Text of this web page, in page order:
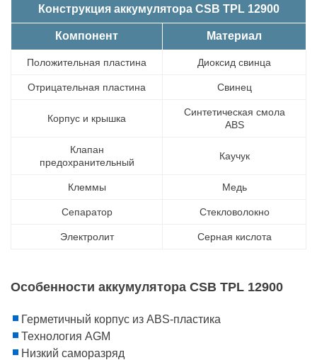
Конструкция аккумулятора CSB TPL 12900
Компонент Материал
Положительная пластина Диоксид свинца
Отрицательная пластина Свинец
Корпус и крышка
Синтетическая смола
ABS
Клапан
предохранительный
Каучук
Клеммы Медь
Сепаратор Стекловолокно
Электролит Серная кислота
Особенности аккумулятора CSB TPL 12900
Герметичный корпус из ABS-пластика
Технология AGM
Низкий саморазряд